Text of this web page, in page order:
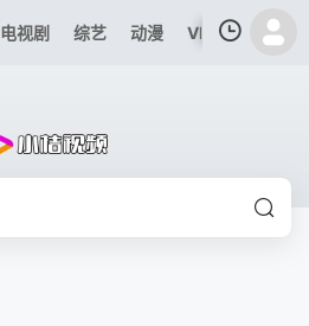
电视剧 综艺 动漫 VIP专区 今日